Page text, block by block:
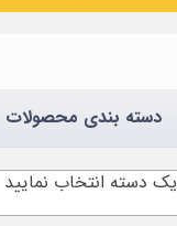
دسته بندی محصولات
یک دسته انتخاب نمایید